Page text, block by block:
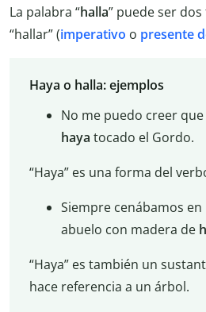
La palabra “halla” puede ser
“hallar” (imperativo o presente
Haya o halla: ejemplos
No me puedo creer
haya tocado el Gordo.
“Haya” es una forma del
Siempre cenábamos
abuelo con madera de
“Haya” es también un
hace referencia a un árbol.